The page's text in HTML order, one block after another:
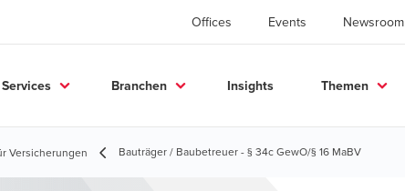
Offices Events Newsroom
Services Branchen Insights Themen
Versicherungen Bauträger / Baubetreuer - § 34c GewO/§ 16 MaBV